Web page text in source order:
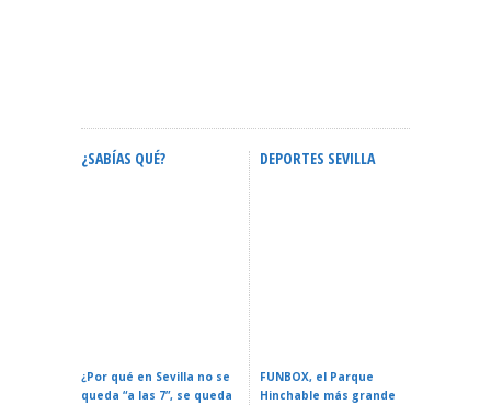
¿SABÍAS QUÉ?
¿Por qué en Sevilla no se
queda “a las 7”, se queda
DEPORTES SEVILLA
FUNBOX, el Parque
Hinchable más grande